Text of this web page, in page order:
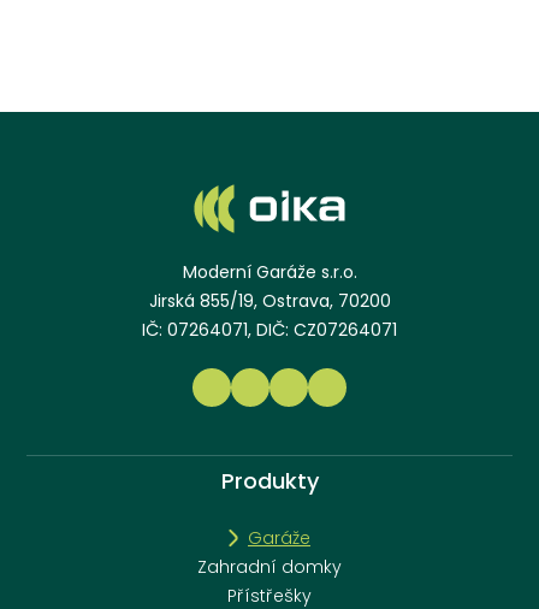
Moderní Garáže s.r.o.
Jirská 855/19, Ostrava, 70200
IČ: 07264071, DIČ: CZ07264071
Produkty
Garáže
Zahradní domky
Přístřešky